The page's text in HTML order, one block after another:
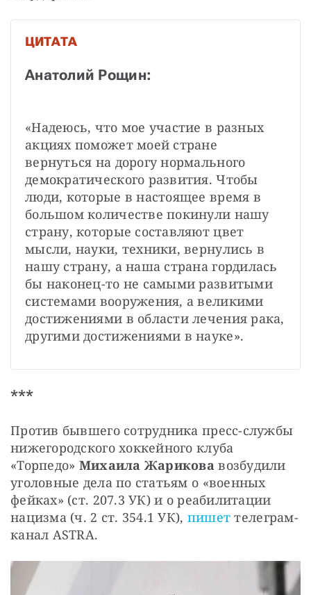
ЦИТАТА
Анатолий Рощин:
«Надеюсь, что мое участие в разных
акциях поможет моей стране
вернуться на дорогу нормального
демократического развития. Чтобы
люди, которые в настоящее время в
большом количестве покинули нашу
страну, которые составляют цвет
мысли, науки, техники, вернулись в
нашу страну, а наша страна гордилась
бы наконец-то не самыми развитыми
системами вооружения, а великими
достижениями в области лечения рака,
другими достижениями в науке».
***
Против бывшего сотрудника пресс-службы
нижегородского хоккейного клуба
«Торпедо» Михаила Жарикова возбудили
уголовные дела по статьям о «военных
фейках» (ст. 207.3 УК) и о реабилитации
нацизма (ч. 2 ст. 354.1 УК), пишет телеграм-
канал ASTRA.